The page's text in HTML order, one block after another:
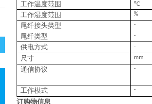
工作温度范围 °C
工作湿度范围 %
尾纤接头类型 -
尾纤类型 -
供电方式
-
尺寸
mm
通信协议 -
工作模式 -
订购物信息